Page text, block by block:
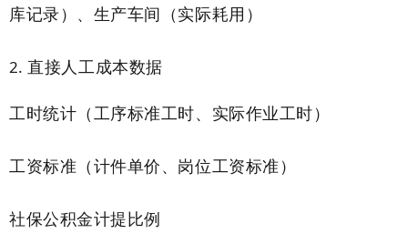
库记录）、生产车间（实际耗用）
直接人工成本数据
工时统计（工序标准工时、实际作业工时）
工资标准（计件单价、岗位工资标准）
社保公积金计提比例